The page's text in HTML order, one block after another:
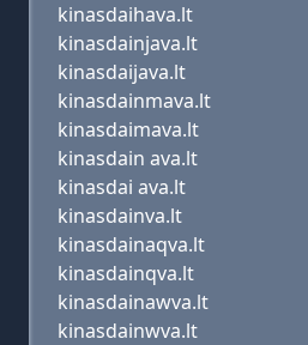
kinasdaihava.lt
kinasdainjava.lt
kinasdaijava.lt
kinasdainmava.lt
kinasdaimava.lt
kinasdain ava.lt
kinasdai ava.lt
kinasdainva.lt
kinasdainaqva.lt
kinasdainqva.lt
kinasdainawva.lt
kinasdainwva.lt